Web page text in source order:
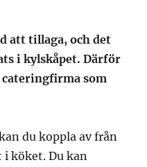
att tillaga, och det
i kylskåpet. Därför
som
du koppla av från
köket. Du kan